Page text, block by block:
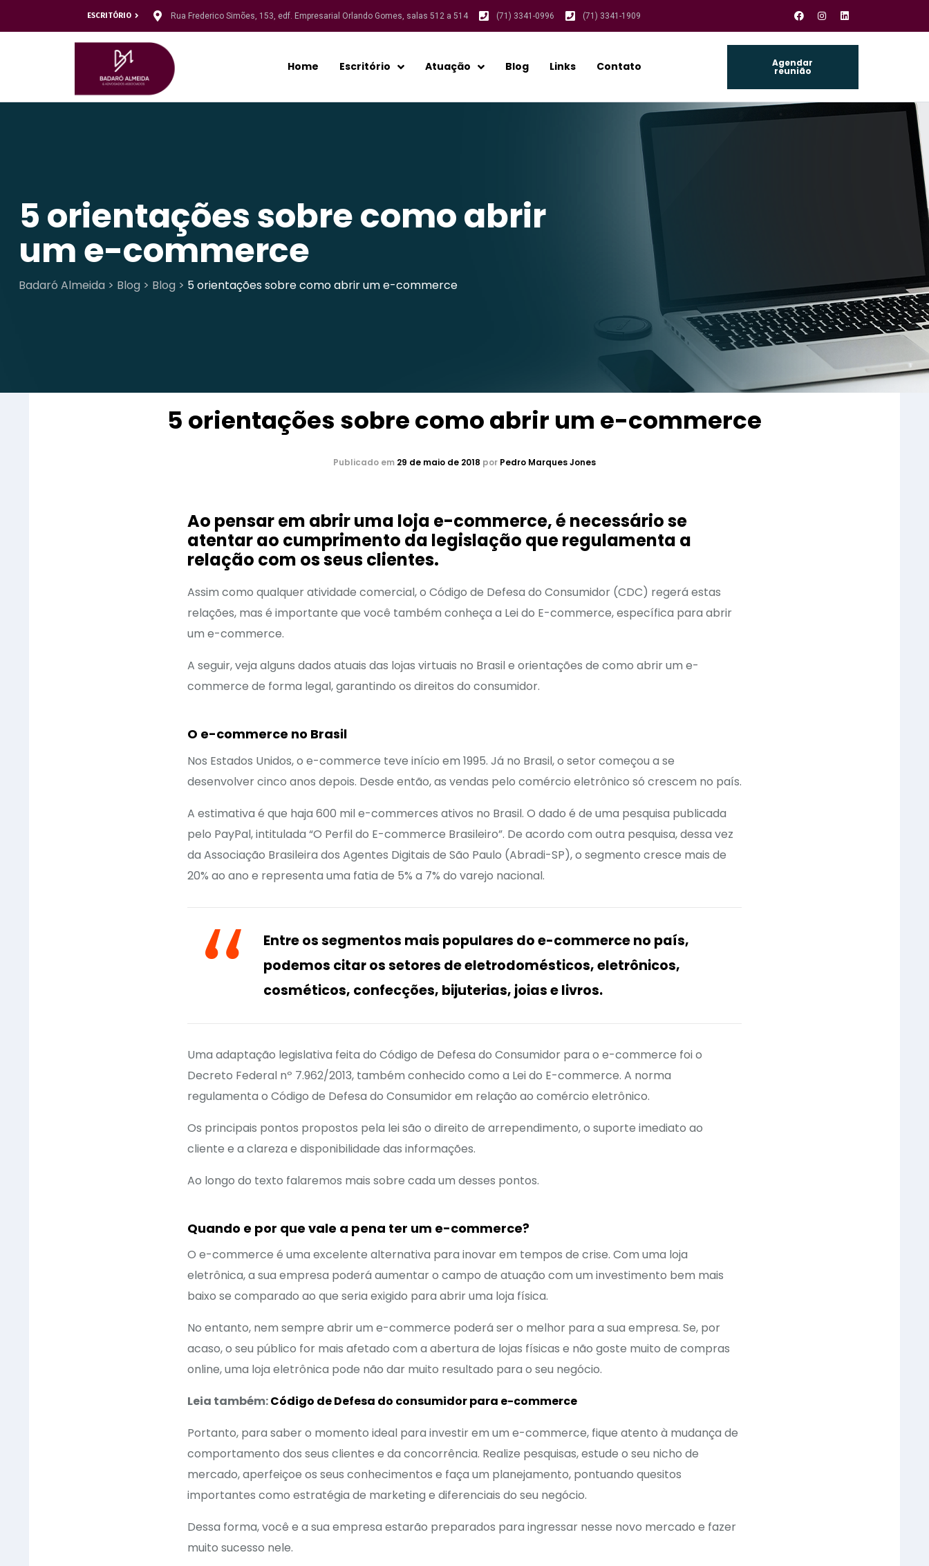
ESCRITÓRIO Rua Frederico Simões, 153, edf. Empresarial Orlando Gomes, salas 512 a 514 (71) 3341-0996 (71) 3341-1909
Home Escritório Atuação Blog Links Contato Agendar
reunião
5 orientações sobre como abrir
um e-commerce
Badaró Almeida > Blog > Blog > 5 orientações sobre como abrir um e-commerce
5 orientações sobre como abrir um e-commerce
Publicado em 29 de maio de 2018 por Pedro Marques Jones
Ao pensar em abrir uma loja e-commerce, é necessário se
atentar ao cumprimento da legislação que regulamenta a
relação com os seus clientes.
Assim como qualquer atividade comercial, o Código de Defesa do Consumidor (CDC) regerá estas
relações, mas é importante que você também conheça a Lei do E-commerce, específica para abrir
um e-commerce.
A seguir, veja alguns dados atuais das lojas virtuais no Brasil e orientações de como abrir um e-
commerce de forma legal, garantindo os direitos do consumidor.
O e-commerce no Brasil
Nos Estados Unidos, o e-commerce teve início em 1995. Já no Brasil, o setor começou a se
desenvolver cinco anos depois. Desde então, as vendas pelo comércio eletrônico só crescem no país.
A estimativa é que haja 600 mil e-commerces ativos no Brasil. O dado é de uma pesquisa publicada
pelo PayPal, intitulada “O Perfil do E-commerce Brasileiro”. De acordo com outra pesquisa, dessa vez
da Associação Brasileira dos Agentes Digitais de São Paulo (Abradi-SP), o segmento cresce mais de
20% ao ano e representa uma fatia de 5% a 7% do varejo nacional.
Entre os segmentos mais populares do e-commerce no país,
podemos citar os setores de eletrodomésticos, eletrônicos,
cosméticos, confecções, bijuterias, joias e livros.
Uma adaptação legislativa feita do Código de Defesa do Consumidor para o e-commerce foi o
Decreto Federal nº 7.962/2013, também conhecido como a Lei do E-commerce. A norma
regulamenta o Código de Defesa do Consumidor em relação ao comércio eletrônico.
Os principais pontos propostos pela lei são o direito de arrependimento, o suporte imediato ao
cliente e a clareza e disponibilidade das informações.
Ao longo do texto falaremos mais sobre cada um desses pontos.
Quando e por que vale a pena ter um e-commerce?
O e-commerce é uma excelente alternativa para inovar em tempos de crise. Com uma loja
eletrônica, a sua empresa poderá aumentar o campo de atuação com um investimento bem mais
baixo se comparado ao que seria exigido para abrir uma loja física.
No entanto, nem sempre abrir um e-commerce poderá ser o melhor para a sua empresa. Se, por
acaso, o seu público for mais afetado com a abertura de lojas físicas e não goste muito de compras
online, uma loja eletrônica pode não dar muito resultado para o seu negócio.
Leia também:Código de Defesa do consumidor para e-commerce
Portanto, para saber o momento ideal para investir em um e-commerce, fique atento à mudança de
comportamento dos seus clientes e da concorrência. Realize pesquisas, estude o seu nicho de
mercado, aperfeiçoe os seus conhecimentos e faça um planejamento, pontuando quesitos
importantes como estratégia de marketing e diferenciais do seu negócio.
Dessa forma, você e a sua empresa estarão preparados para ingressar nesse novo mercado e fazer
muito sucesso nele.